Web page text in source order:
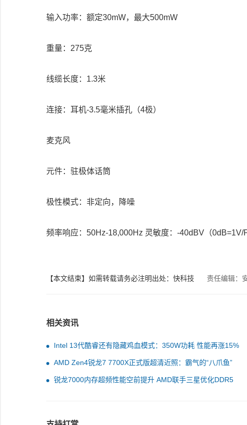
输入功率：额定30mW，最大500mW
重量：275克
线缆长度：1.3米
连接：耳机-3.5毫米插孔（4极）
麦克风
元件：驻极体话筒
极性模式：非定向，降噪
频率响应：50Hz-18,000Hz 灵敏度：-40dBV（0dB=1V/
【本文结束】如需转载请务必注明出处：快科技 责任编辑：
相关资讯
Intel 13代酷睿还有隐藏鸡血模式：350W功耗 性能再涨15%
AMD Zen4锐龙7 7700X正式版超清近照：霸气的“八爪鱼”
锐龙7000内存超频性能空前提升 AMD联手三星优化DDR5